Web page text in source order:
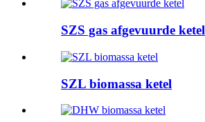
SZS gas afgevuurde ketel
SZL biomassa ketel